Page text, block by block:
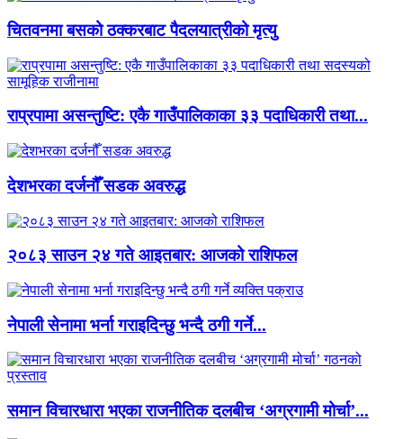
चितवनमा बसको ठक्करबाट पैदलयात्रीको मृत्यु
राप्रपामा असन्तुष्टि: एकै गाउँपालिकाका ३३ पदाधिकारी तथा...
देशभरका दर्जनौँ सडक अवरुद्ध
२०८३ साउन २४ गते आइतबार: आजको राशिफल
नेपाली सेनामा भर्ना गराइदिन्छु भन्दै ठगी गर्ने...
समान विचारधारा भएका राजनीतिक दलबीच ‘अग्रगामी मोर्चा’...